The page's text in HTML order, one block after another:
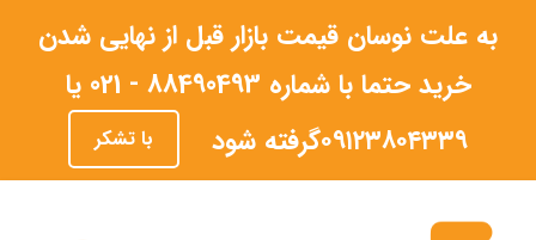
به علت نوسان قیمت بازار قبل از نهایی شدن
خرید حتما با شماره 88490493 - 021 یا
۰۹۱۲۳۸۰۴۳۳۹گرفته شود
با تشکر